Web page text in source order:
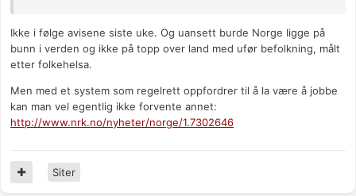
Ikke i følge avisene siste uke. Og uansett burde Norge ligge på
bunn i verden og ikke på topp over land med ufør befolkning, målt
etter folkehelsa.
Men med et system som regelrett oppfordrer til å la være å jobbe
kan man vel egentlig ikke forvente annet:
http://www.nrk.no/nyheter/norge/1.7302646
Siter